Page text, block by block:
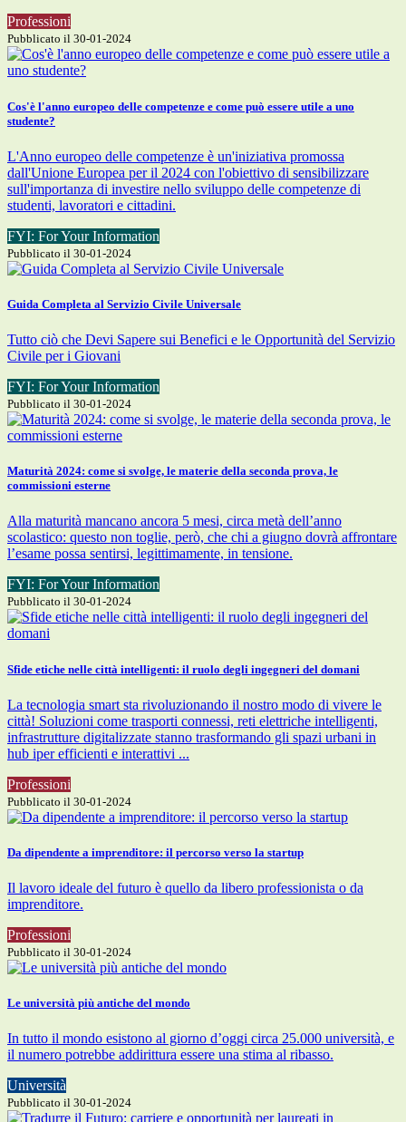
Professioni
Pubblicato il 30-01-2024
Cos'è l'anno europeo delle competenze e come può essere utile a uno
studente?
L'Anno europeo delle competenze è un'iniziativa promossa
dall'Unione Europea per il 2024 con l'obiettivo di sensibilizzare
sull'importanza di investire nello sviluppo delle competenze di
studenti, lavoratori e cittadini.
FYI: For Your Information
Pubblicato il 30-01-2024
Guida Completa al Servizio Civile Universale
Tutto ciò che Devi Sapere sui Benefici e le Opportunità del Servizio
Civile per i Giovani
FYI: For Your Information
Pubblicato il 30-01-2024
Maturità 2024: come si svolge, le materie della seconda prova, le
commissioni esterne
Alla maturità mancano ancora 5 mesi, circa metà dell’anno
scolastico: questo non toglie, però, che chi a giugno dovrà affrontare
l’esame possa sentirsi, legittimamente, in tensione.
FYI: For Your Information
Pubblicato il 30-01-2024
Sfide etiche nelle città intelligenti: il ruolo degli ingegneri del domani
La tecnologia smart sta rivoluzionando il nostro modo di vivere le
città! Soluzioni come trasporti connessi, reti elettriche intelligenti,
infrastrutture digitalizzate stanno trasformando gli spazi urbani in
hub iper efficienti e interattivi ...
Professioni
Pubblicato il 30-01-2024
Da dipendente a imprenditore: il percorso verso la startup
Il lavoro ideale del futuro è quello da libero professionista o da
imprenditore.
Professioni
Pubblicato il 30-01-2024
Le università più antiche del mondo
In tutto il mondo esistono al giorno d’oggi circa 25.000 università, e
il numero potrebbe addirittura essere una stima al ribasso.
Università
Pubblicato il 30-01-2024